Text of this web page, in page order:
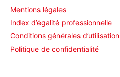
Mentions légales
Index d’égalité professionnelle
Conditions générales d’utilisation
Politique de confidentialité